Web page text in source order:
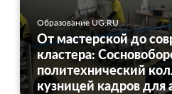
Образование UG.RU
От мастерской до
кластера:
политехнический
кузницей кадров для